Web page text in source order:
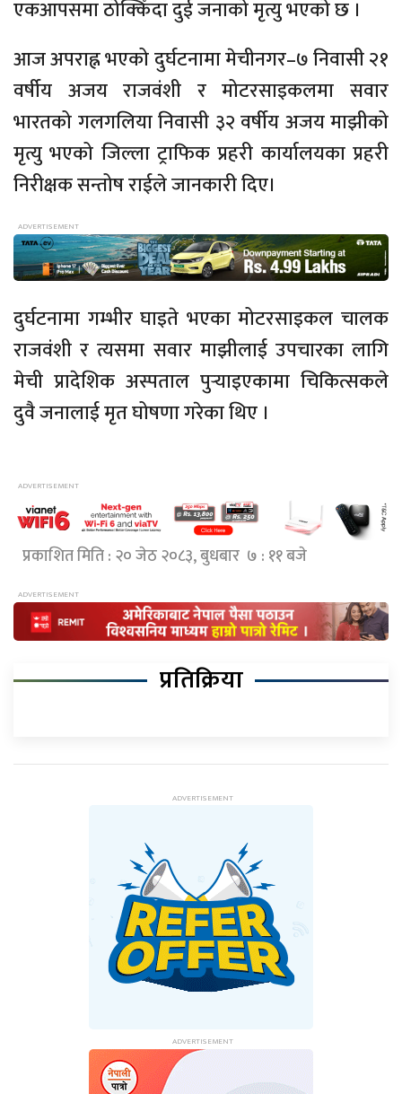
एकआपसमा ठोक्किँदा दुई जनाको मृत्यु भएको छ ।
आज अपराह्न भएको दुर्घटनामा मेचीनगर–७ निवासी २१
वर्षीय अजय राजवंशी र मोटरसाइकलमा सवार
भारतको गलगलिया निवासी ३२ वर्षीय अजय माझीको
मृत्यु भएको जिल्ला ट्राफिक प्रहरी कार्यालयका प्रहरी
निरीक्षक सन्तोष राईले जानकारी दिए।
दुर्घटनामा गम्भीर घाइते भएका मोटरसाइकल चालक
राजवंशी र त्यसमा सवार माझीलाई उपचारका लागि
मेची प्रादेशिक अस्पताल पुर्‍याइएकामा चिकित्सकले
दुवै जनालाई मृत घोषणा गरेका थिए ।
प्रकाशित मिति : २० जेठ २०८३, बुधबार ७ : ११ बजे
प्रतिक्रिया